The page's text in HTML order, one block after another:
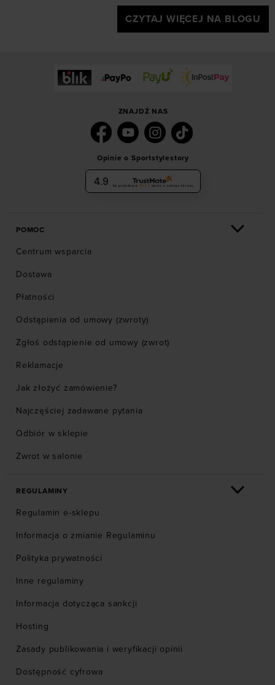
CZYTAJ WIĘCEJ NA BLOGU
ZNAJDŹ NAS
Opinie o Sportstylestory
4.9 Na podstawie 6036 opinii z całego okresu
POMOC
Centrum wsparcia
Dostawa
Płatności
Odstąpienia od umowy (zwroty)
Zgłoś odstąpienie od umowy (zwrot)
Reklamacje
Jak złożyć zamówienie?
Najczęściej zadawane pytania
Odbiór w sklepie
Zwrot w salonie
REGULAMINY
Regulamin e-sklepu
Informacja o zmianie Regulaminu
Polityka prywatności
Inne regulaminy
Informacja dotycząca sankcji
Hosting
Zasady publikowania i weryfikacji opinii
Dostępność cyfrowa